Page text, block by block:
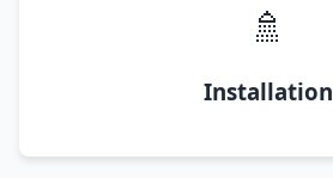
🚿
Installation